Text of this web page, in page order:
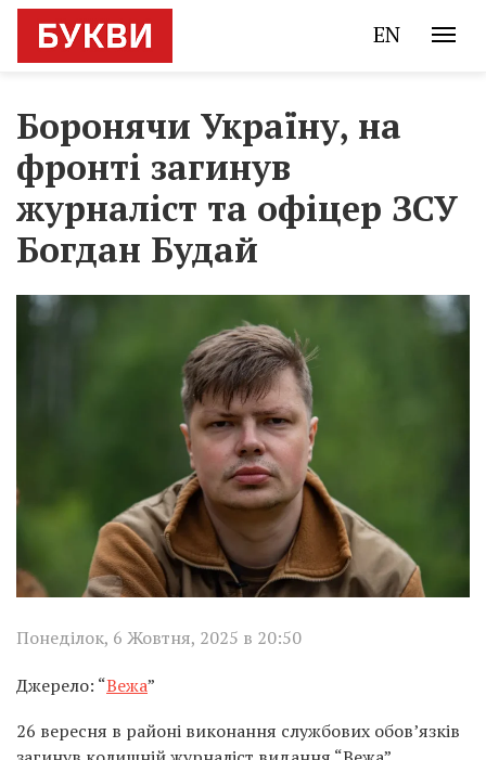
EN
Боронячи Україну, на
фронті загинув
журналіст та офіцер ЗСУ
Богдан Будай
Понеділок, 6 Жовтня, 2025 в 20:50
Джерело: “Вежа”
26 вересня в районі виконання службових обов’язків